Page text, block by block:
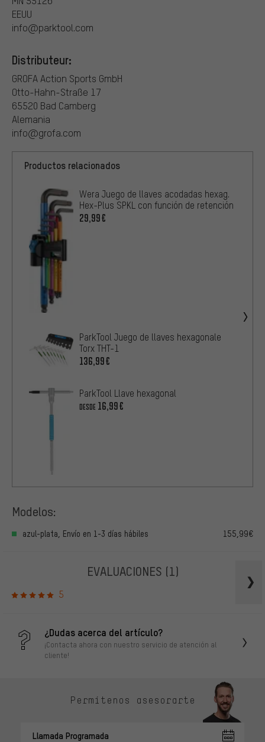
EEUU
info@parktool.com
Distributeur:
GROFA Action Sports GmbH
Otto-Hahn-Straße 17
65520 Bad Camberg
Alemania
info@grofa.com
Productos relacionados
Wera Juego de llaves acodadas hexag.
Hex-Plus SPKL con función de retención
29,99€
ParkTool Juego de llaves hexagonale
Torx THT-1
136,99€
ParkTool Llave hexagonal
DESDE 16,99€
Modelos:
azul-plata, Envío en 1-3 días hábiles 155,99€
EVALUACIONES (1)
5
¿Dudas acerca del artículo?
¡Contacta ahora con nuestro servicio de atención al
cliente!
Permítenos asesorarte
Llamada Programada